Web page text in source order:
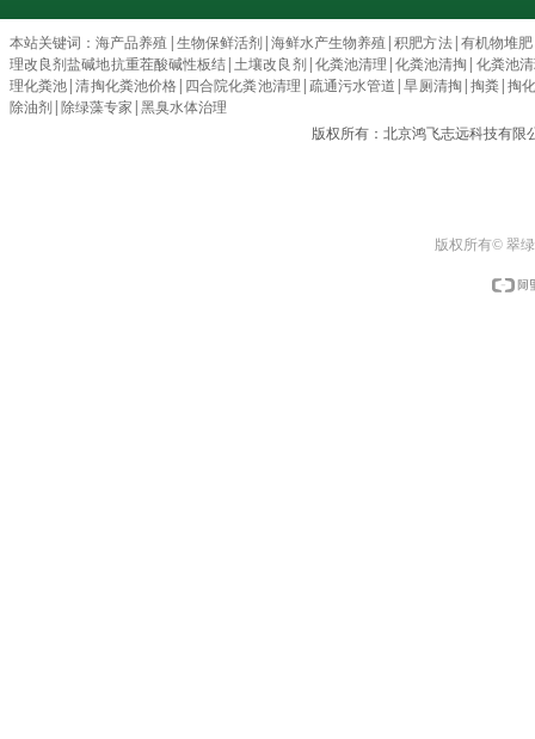
本站关键词：海产品养殖 |生物保鲜活剂|海鲜水产生物养殖 |积肥方法|有机物堆肥
理改良剂盐碱地抗重茬酸碱性板结|土壤改良剂|化粪池清理 |化粪池清掏 | 化粪池
理化粪池|清掏化粪池价格| 四合院化粪池清理 |疏通污水管道 |旱厕清掏 |掏粪|掏
除油剂|除绿藻专家 |黑臭水体治理
版权所有：北京鸿飞志远科技有
版权所有© 翠